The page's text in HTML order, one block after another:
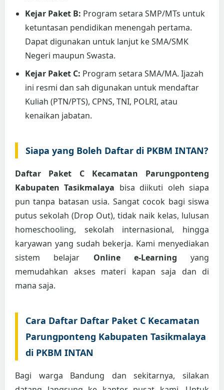
Kejar Paket B: Program setara SMP/MTs untuk
ketuntasan pendidikan menengah pertama.
Dapat digunakan untuk lanjut ke SMA/SMK
Negeri maupun Swasta.
Kejar Paket C: Program setara SMA/MA. Ijazah
ini resmi dan sah digunakan untuk mendaftar
Kuliah (PTN/PTS), CPNS, TNI, POLRI, atau
kenaikan jabatan.
Siapa yang Boleh Daftar di PKBM INTAN?
Daftar Paket C Kecamatan Parungponteng
Kabupaten Tasikmalaya bisa diikuti oleh siapa
pun tanpa batasan usia. Sangat cocok bagi siswa
putus sekolah (Drop Out), tidak naik kelas, lulusan
homeschooling, sekolah internasional, hingga
karyawan yang sudah bekerja. Kami menyediakan
sistem belajar Online e-Learning yang
memudahkan akses materi kapan saja dan di
mana saja.
Cara Daftar Daftar Paket C Kecamatan
Parungponteng Kabupaten Tasikmalaya
di PKBM INTAN
Bagi warga Bandung dan sekitarnya, silakan